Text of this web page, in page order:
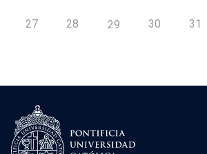
27 28 29 30 31